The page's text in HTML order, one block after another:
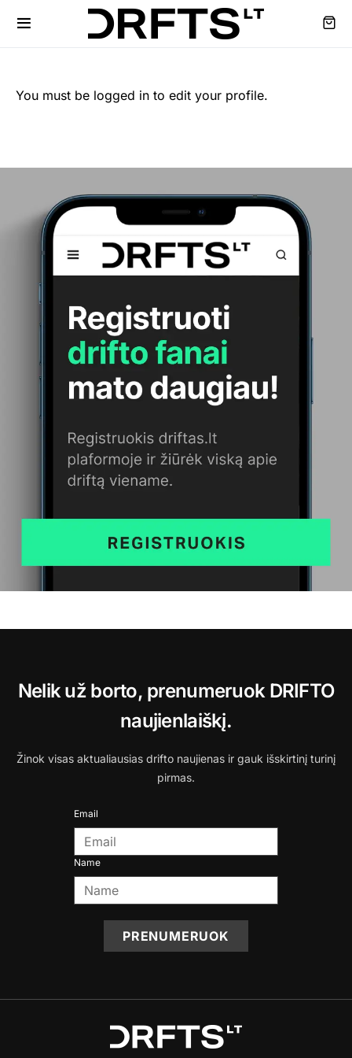
You must be logged in to edit your profile.
Nelik už borto, prenumeruok DRIFTO
naujienlaiškį.
Žinok visas aktualiausias drifto naujienas ir gauk išskirtinį turinį
pirmas.
Email
Name
PRENUMERUOK